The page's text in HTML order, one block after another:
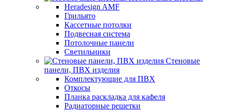
Heradesign AMF
Грильято
Кассетные потолки
Подвесная система
Потолочные панели
Светильники
Стеновые
панели, ПВХ изделия
Комплектующие для ПВХ
Откосы
Планка раскладка для кафеля
Радиаторные решетки